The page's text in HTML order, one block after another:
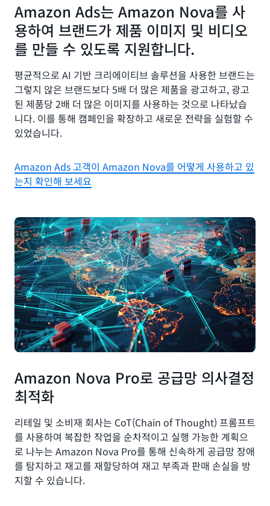
Amazon Ads는 Amazon Nova를 사
용하여 브랜드가 제품 이미지 및 비디오
를 만들 수 있도록 지원합니다.
평균적으로 AI 기반 크리에이티브 솔루션을 사용한 브랜드는
그렇지 않은 브랜드보다 5배 더 많은 제품을 광고하고, 광고
된 제품당 2배 더 많은 이미지를 사용하는 것으로 나타났습
니다. 이를 통해 캠페인을 확장하고 새로운 전략을 실험할 수
있었습니다.
Amazon Ads 고객이 Amazon Nova를 어떻게 사용하고 있
는지 확인해 보세요
Amazon Nova Pro로 공급망 의사결정
최적화
리테일 및 소비재 회사는 CoT(Chain of Thought) 프롬프트
를 사용하여 복잡한 작업을 순차적이고 실행 가능한 계획으
로 나누는 Amazon Nova Pro를 통해 신속하게 공급망 장애
를 탐지하고 재고를 재할당하여 재고 부족과 판매 손실을 방
지할 수 있습니다.